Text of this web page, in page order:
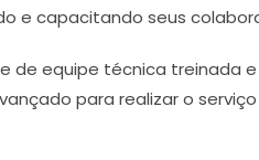
e capacitando seus
de equipe técnica
para realizar o